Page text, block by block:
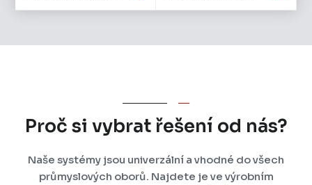
Proč si vybrat řešení od nás?
Naše systémy jsou univerzální a vhodné do všech
průmyslových oborů. Najdete je ve výrobním